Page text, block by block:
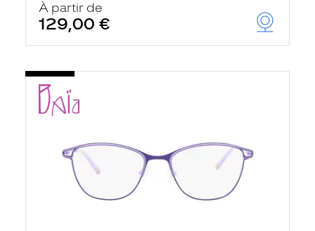
À partir de
129,00 €